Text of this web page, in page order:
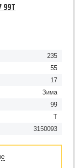
99T
235
55
17
Зима
99
T
3150093